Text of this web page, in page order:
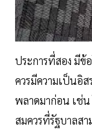
ประการที่สอง มีข้
ควรมีความเป็นอิส
พลาดมาก่อน เช่น
สมควรที่รัฐบาลส